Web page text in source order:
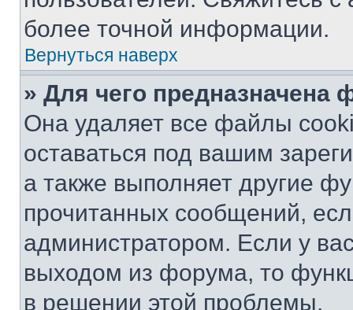
более точной информации.
Вернуться наверх
» Для чего предназначена
Она удаляет все файлы
оставаться под вашим
а также выполняет другие
прочитанных сообщений,
администратором. Если у
выходом из форума, то
в решении этой проблемы.